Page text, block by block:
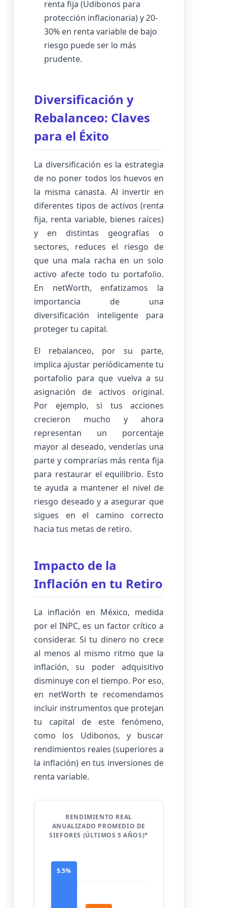
renta fija (Udibonos para
protección inflacionaria) y 20-
30% en renta variable de bajo
riesgo puede ser lo más
prudente.
Diversificación y
Rebalanceo: Claves
para el Éxito
La diversificación es la estrategia
de no poner todos los huevos en
la misma canasta. Al invertir en
diferentes tipos de activos (renta
fija, renta variable, bienes raíces)
y en distintas geografías o
sectores, reduces el riesgo de
que una mala racha en un solo
activo afecte todo tu portafolio.
En netWorth, enfatizamos la
importancia de una
diversificación inteligente para
proteger tu capital.
El rebalanceo, por su parte,
implica ajustar periódicamente tu
portafolio para que vuelva a su
asignación de activos original.
Por ejemplo, si tus acciones
crecieron mucho y ahora
representan un porcentaje
mayor al deseado, venderías una
parte y comprarías más renta fija
para restaurar el equilibrio. Esto
te ayuda a mantener el nivel de
riesgo deseado y a asegurar que
sigues en el camino correcto
hacia tus metas de retiro.
Impacto de la
Inflación en tu Retiro
La inflación en México, medida
por el INPC, es un factor crítico a
considerar. Si tu dinero no crece
al menos al mismo ritmo que la
inflación, su poder adquisitivo
disminuye con el tiempo. Por eso,
en netWorth te recomendamos
incluir instrumentos que protejan
tu capital de este fenómeno,
como los Udibonos, y buscar
rendimientos reales (superiores a
la inflación) en tus inversiones de
renta variable.
RENDIMIENTO REAL
ANUALIZADO PROMEDIO DE
SIEFORES (ÚLTIMOS 5 AÑOS)*
5.5%